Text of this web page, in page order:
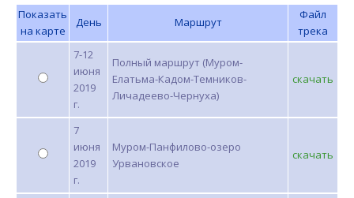
Показать
на карте
День Маршрут
Файл
трека
7-12
июня
2019
г.
Полный маршрут (Муром-
Елатьма-Кадом-Темников-
Личадеево-Чернуха)
скачать
7
июня
2019
г.
Муром-Панфилово-озеро
Урвановское
скачать